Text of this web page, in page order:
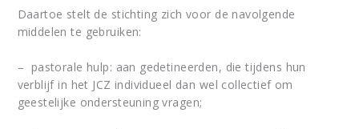
Daartoe stelt de stichting zich voor de navolgende
middelen te gebruiken:
– pastorale hulp: aan gedetineerden, die tijdens hun
verblijf in het JCZ individueel dan wel collectief om
geestelijke ondersteuning vragen;